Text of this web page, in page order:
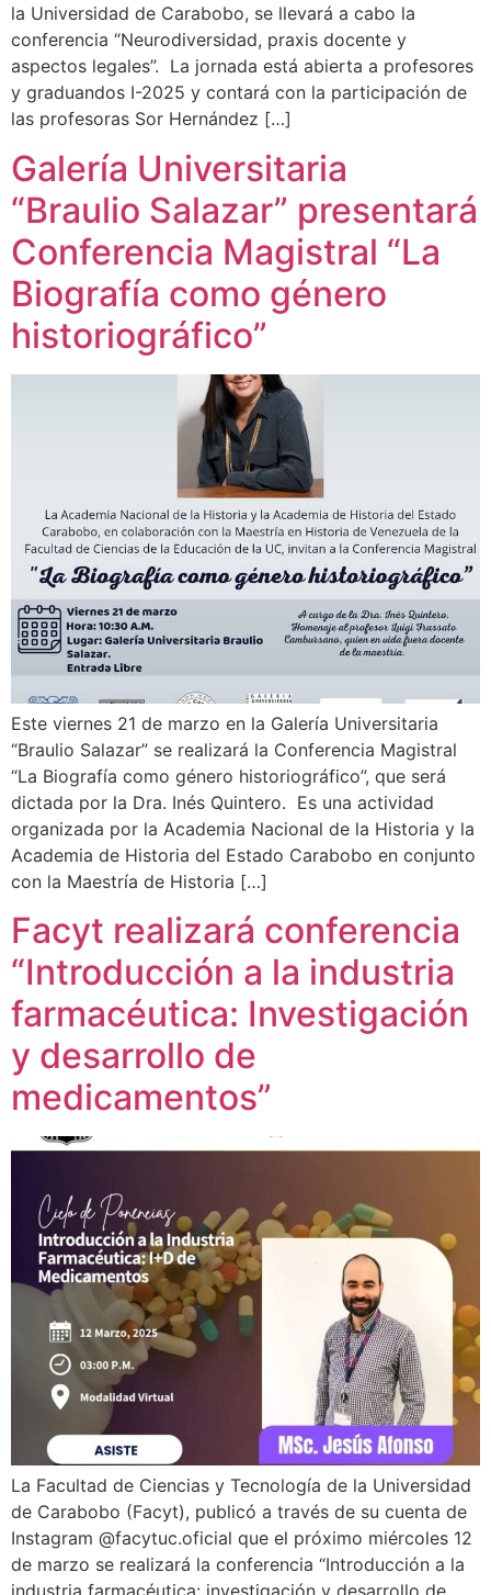
la Universidad de Carabobo, se llevará a cabo la
conferencia “Neurodiversidad, praxis docente y
aspectos legales”. La jornada está abierta a profesores
y graduandos I-2025 y contará con la participación de
las profesoras Sor Hernández […]
Galería Universitaria
“Braulio Salazar” presentará
Conferencia Magistral “La
Biografía como género
historiográfico”
Este viernes 21 de marzo en la Galería Universitaria
“Braulio Salazar” se realizará la Conferencia Magistral
“La Biografía como género historiográfico”, que será
dictada por la Dra. Inés Quintero. Es una actividad
organizada por la Academia Nacional de la Historia y la
Academia de Historia del Estado Carabobo en conjunto
con la Maestría de Historia […]
Facyt realizará conferencia
“Introducción a la industria
farmacéutica: Investigación
y desarrollo de
medicamentos”
La Facultad de Ciencias y Tecnología de la Universidad
de Carabobo (Facyt), publicó a través de su cuenta de
Instagram @facytuc.oficial que el próximo miércoles 12
de marzo se realizará la conferencia “Introducción a la